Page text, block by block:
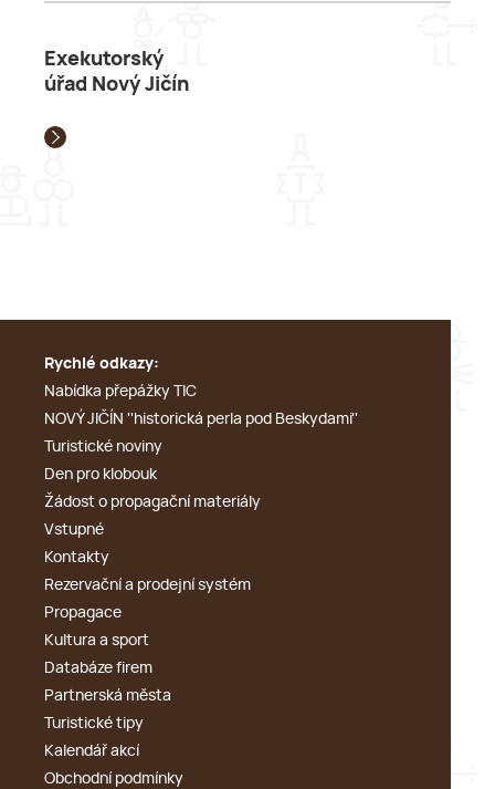
Exekutorský
úřad Nový Jičín
Rychlé odkazy:
Nabídka přepážky TIC
NOVÝ JIČÍN ''historická perla pod Beskydami''
Turistické noviny
Den pro klobouk
Žádost o propagační materiály
Vstupné
Kontakty
Rezervační a prodejní systém
Propagace
Kultura a sport
Databáze firem
Partnerská města
Turistické tipy
Kalendář akcí
Obchodní podmínky